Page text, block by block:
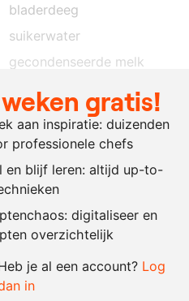
bladerdeeg
suikerwater
gecondenseerde melk
boter
kardemompoeder
+
gratis!
aan inspiratie: duizenden
professionele chefs
en blijf leren: altijd up-to-
digitaliseer en
overzichtelijk
je al een account? Log
in